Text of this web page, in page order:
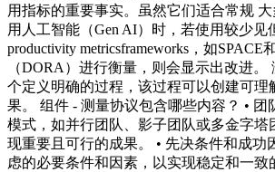
用指标的重要事实。虽然它们适合常规
用人工智能（Gen AI）时，若使用较少见
productivity metricsframeworks，如SPACE
（DORA）进行衡量，则会显示出改进。
个定义明确的过程，该过程可以创建可理
果。 组件 - 测量协议包含哪些内容？ • 团
模式，如并行团队、影子团队或多金字塔
现重要且可行的成果。 • 先决条件和成功
虑的必要条件和因素，以实现稳定和一致